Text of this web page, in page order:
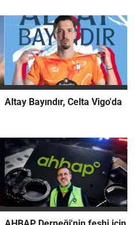
Altay Bayındır, Celta Vigo'da